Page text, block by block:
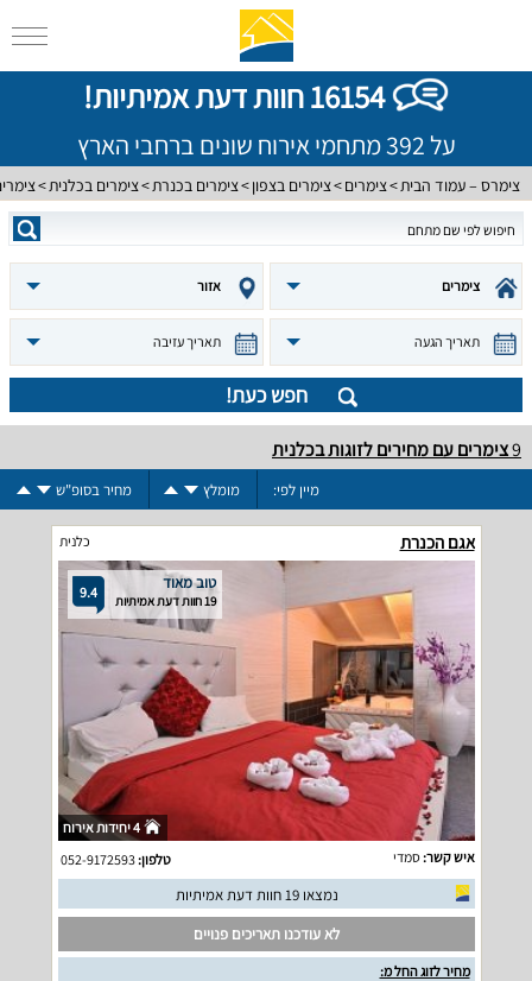
16154 חוות דעת אמיתיות!
על 392 מתחמי אירוח שונים ברחבי הארץ
צימרס – עמוד הבית צימרים צימרים בצפון צימרים בכנרת צימרים בכלנית
צימרים אזור
תאריך הגעה תאריך עזיבה
חפש כעת!
9צימרים עם מחירים לזוגות בכלנית
מיין לפי: מומלץ מחיר בסופ"ש
אגם הכנרת כלנית
9.4 טוב מאוד
19 חוות דעת אמיתיות
4 יחידות אירוח
איש קשר:סמדי טלפון:052-9172593
נמצאו 19 חוות דעת אמיתיות
לא עודכנו תאריכים פנויים
מחיר לזוג החל מ: